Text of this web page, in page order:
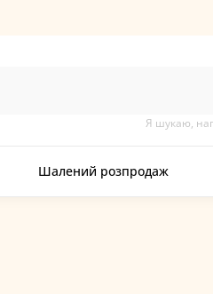
Я шукаю,
Шалений розпродаж